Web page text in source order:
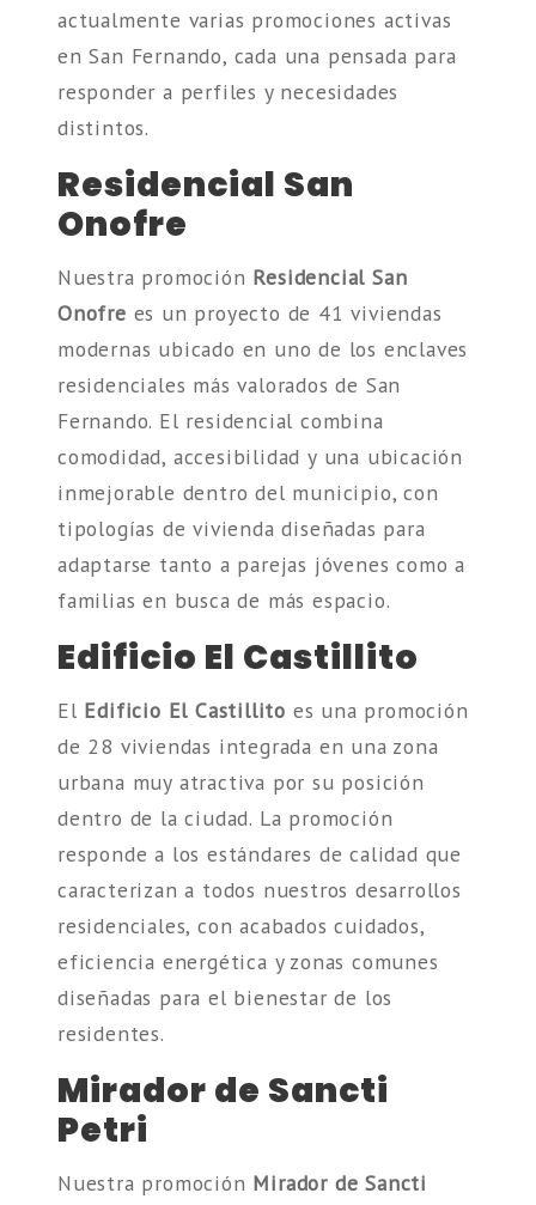
actualmente varias promociones activas
en San Fernando, cada una pensada para
responder a perfiles y necesidades
distintos.
Residencial San
Onofre
Nuestra promoción Residencial San
Onofre es un proyecto de 41 viviendas
modernas ubicado en uno de los enclaves
residenciales más valorados de San
Fernando. El residencial combina
comodidad, accesibilidad y una ubicación
inmejorable dentro del municipio, con
tipologías de vivienda diseñadas para
adaptarse tanto a parejas jóvenes como a
familias en busca de más espacio.
Edificio El Castillito
El Edificio El Castillito es una promoción
de 28 viviendas integrada en una zona
urbana muy atractiva por su posición
dentro de la ciudad. La promoción
responde a los estándares de calidad que
caracterizan a todos nuestros desarrollos
residenciales, con acabados cuidados,
eficiencia energética y zonas comunes
diseñadas para el bienestar de los
residentes.
Mirador de Sancti
Petri
Nuestra promoción Mirador de Sancti